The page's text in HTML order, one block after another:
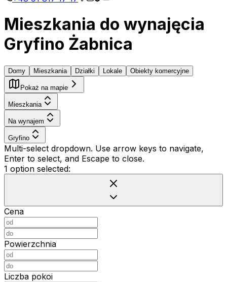
Mieszkania do wynajęcia
Gryfino Żabnica
Domy Mieszkania Działki Lokale Obiekty komercyjne
Pokaż na mapie
Mieszkania
Na wynajem
Gryfino
Multi-select dropdown. Use arrow keys to navigate,
Enter to select, and Escape to close.
1 option selected:
Cena
Powierzchnia
Liczba pokoi